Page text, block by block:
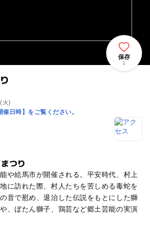
火)
日時】をご覧ください。
保存
1
つり
や絵馬市が開催される。平安時代、村上
に訪れた際、村人たちを苦しめる毒蛇を
音で慰め、退治した伝説をもとにした獅
、ぼたん獅子、鶏芸など郷土芸能の実演